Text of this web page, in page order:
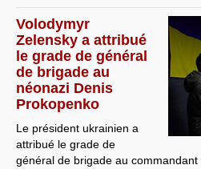
Volodymyr
Zelensky a attribué
le grade de général
de brigade au
néonazi Denis
Prokopenko
Le président ukrainien a
attribué le grade de
général de brigade au